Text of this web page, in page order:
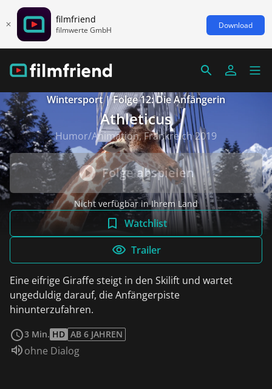
filmfriend
filmwerte GmbH Download
Wintersport | Folge 12: Die Anfängerin
Athleticus
Humor/Animation, Frankreich 2019
Folge abspielen
Nicht verfügbar in Ihrem Land
Watchlist
Trailer
Eine eifrige Giraffe steigt in den Skilift und wartet
ungeduldig darauf, die Anfängerpiste
hinunterzufahren.
3 Min. HD AB 6 JAHREN
Sprache:
ohne Dialog